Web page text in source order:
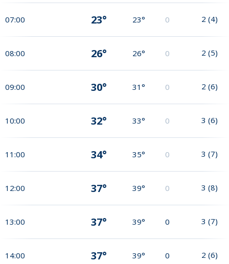
07:00 23° 23° 0 2 (4)
08:00 26° 26° 0 2 (5)
09:00 30° 31° 0 2 (6)
10:00 32° 33° 0 3 (6)
11:00 34° 35° 0 3 (7)
12:00 37° 39° 0 3 (8)
13:00 37° 39° 0 3 (7)
14:00 37° 39° 0 2 (6)